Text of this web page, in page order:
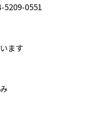
5209-0551
ます